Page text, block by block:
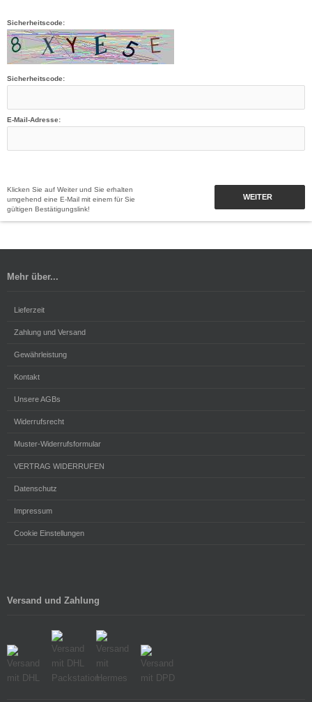
Sicherheitscode:
Sicherheitscode:
E-Mail-Adresse:
Klicken Sie auf Weiter und Sie erhalten
umgehend eine E-Mail mit einem für Sie
gültigen Bestätigungslink!
WEITER
Mehr über...
Lieferzeit
Zahlung und Versand
Gewährleistung
Kontakt
Unsere AGBs
Widerrufsrecht
Muster-Widerrufsformular
VERTRAG WIDERRUFEN
Datenschutz
Impressum
Cookie Einstellungen
Versand und Zahlung